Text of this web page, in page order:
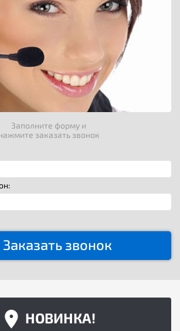
Заполните форму и
заказать звонок
Заказать звонок
НОВИНКА!